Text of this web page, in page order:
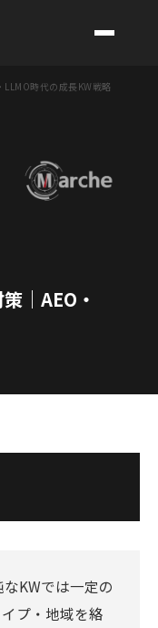
時代の成長KW戦略
｜AEO・
なKWでは一定の
プ・地域を絡